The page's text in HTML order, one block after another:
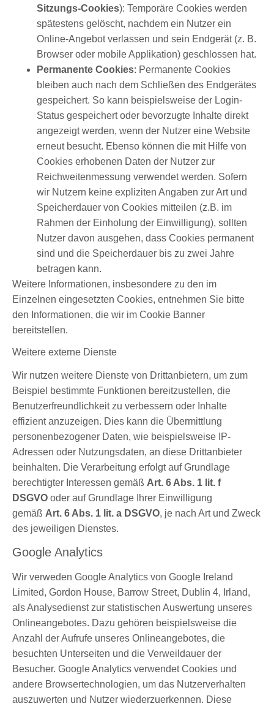
Sitzungs-Cookies): Temporäre Cookies werden
spätestens gelöscht, nachdem ein Nutzer ein
Online-Angebot verlassen und sein Endgerät (z. B.
Browser oder mobile Applikation) geschlossen hat.
Permanente Cookies: Permanente Cookies
bleiben auch nach dem Schließen des Endgerätes
gespeichert. So kann beispielsweise der Login-
Status gespeichert oder bevorzugte Inhalte direkt
angezeigt werden, wenn der Nutzer eine Website
erneut besucht. Ebenso können die mit Hilfe von
Cookies erhobenen Daten der Nutzer zur
Reichweitenmessung verwendet werden. Sofern
wir Nutzern keine expliziten Angaben zur Art und
Speicherdauer von Cookies mitteilen (z.B. im
Rahmen der Einholung der Einwilligung), sollten
Nutzer davon ausgehen, dass Cookies permanent
sind und die Speicherdauer bis zu zwei Jahre
betragen kann.
Weitere Informationen, insbesondere zu den im
Einzelnen eingesetzten Cookies, entnehmen Sie bitte
den Informationen, die wir im Cookie Banner
bereitstellen.
Weitere externe Dienste
Wir nutzen weitere Dienste von Drittanbietern, um zum
Beispiel bestimmte Funktionen bereitzustellen, die
Benutzerfreundlichkeit zu verbessern oder Inhalte
effizient anzuzeigen. Dies kann die Übermittlung
personenbezogener Daten, wie beispielsweise IP-
Adressen oder Nutzungsdaten, an diese Drittanbieter
beinhalten. Die Verarbeitung erfolgt auf Grundlage
berechtigter Interessen gemäß Art. 6 Abs. 1 lit. f
DSGVO oder auf Grundlage Ihrer Einwilligung
gemäß Art. 6 Abs. 1 lit. a DSGVO, je nach Art und Zweck
des jeweiligen Dienstes.
Google Analytics
Wir verweden Google Analytics von Google Ireland
Limited, Gordon House, Barrow Street, Dublin 4, Irland,
als Analysedienst zur statistischen Auswertung unseres
Onlineangebotes. Dazu gehören beispielsweise die
Anzahl der Aufrufe unseres Onlineangebotes, die
besuchten Unterseiten und die Verweildauer der
Besucher. Google Analytics verwendet Cookies und
andere Browsertechnologien, um das Nutzerverhalten
auszuwerten und Nutzer wiederzuerkennen. Diese